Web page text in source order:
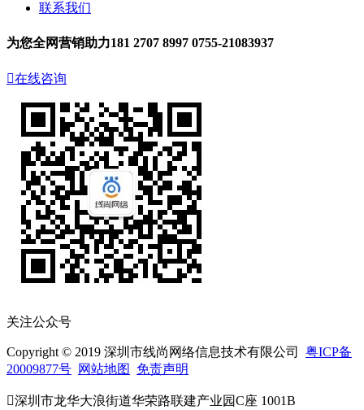
联系我们
为您全网营销助力181 2707 8997 0755-21083937
在线咨询
关注公众号
Copyright © 2019 深圳市线尚网络信息技术有限公司 粤ICP备
20009877号 网站地图 免责声明
深圳市龙华大浪街道华荣路联建产业园C座 1001B